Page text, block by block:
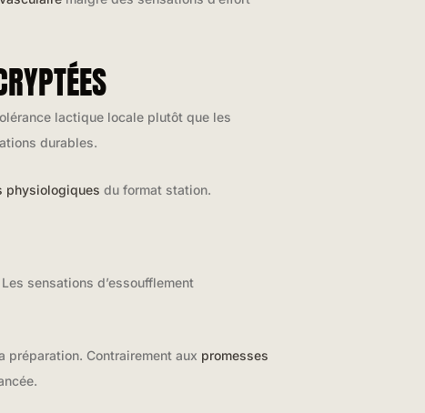
lactique locale plutôt que les
durables.
physiologiques du format station.
Les sensations d’essoufflement
Contrairement aux promesses